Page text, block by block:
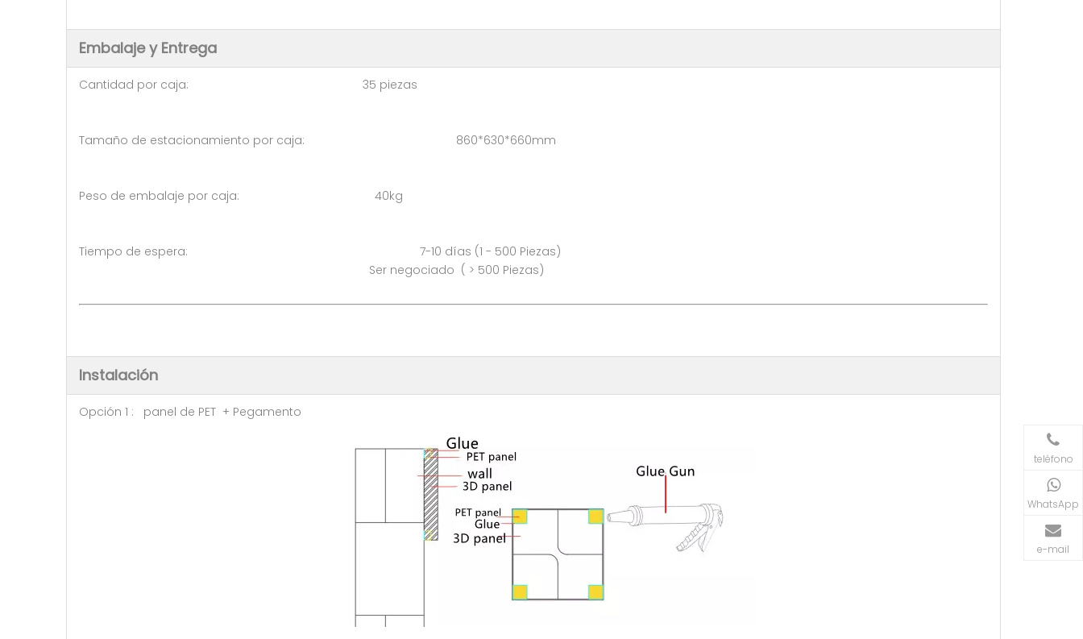
Embalaje y Entrega
Cantidad por caja: 35 piezas
Tamaño de estacionamiento por caja: 860*630*660mm
Peso de embalaje por caja: 40kg
Tiempo de espera: 7-10 días (1 - 500 Piezas)
Ser negociado ( > 500 Piezas)
Instalación
Opción 1 : panel de PET + Pegamento
teléfono
WhatsApp
e-mail